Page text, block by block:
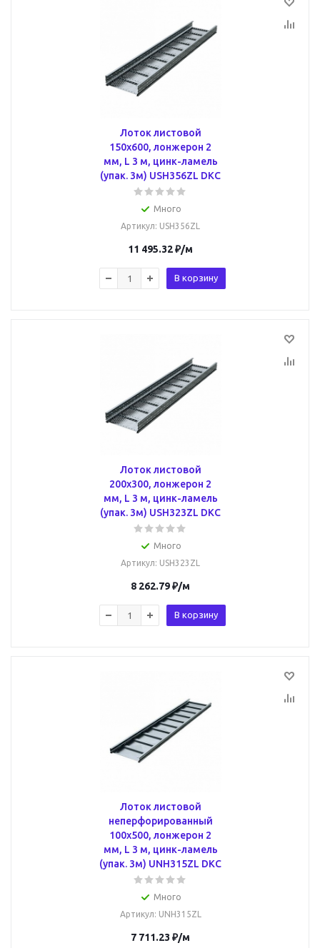
Лоток листовой
150х600, лонжерон 2
мм, L 3 м, цинк-ламель
(упак. 3м) USH356ZL DKC
Много
Артикул: USH356ZL
11 495.32₽/м
В корзину
Лоток листовой
200x300, лонжерон 2
мм, L 3 м, цинк-ламель
(упак. 3м) USH323ZL DKC
Много
Артикул: USH323ZL
8 262.79₽/м
В корзину
Лоток листовой
неперфорированный
100х500, лонжерон 2
мм, L 3 м, цинк-ламель
(упак. 3м) UNH315ZL DKC
Много
Артикул: UNH315ZL
7 711.23 ₽/м